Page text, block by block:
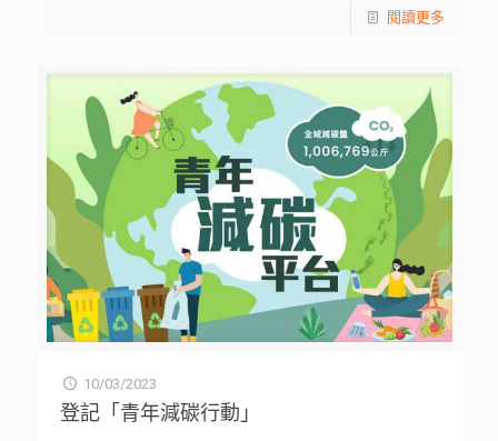
閱讀更多
10/03/2023
登記「青年減碳行動」